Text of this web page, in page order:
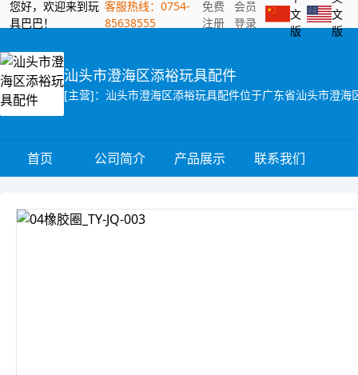
您好，欢迎来到玩
具巴巴！
客服热线：0754-
85638555
免费
注册
会员
登录
文
版
文
版
汕头市澄海区添裕玩具配件
首页 公司简介 产品展示 联系我们